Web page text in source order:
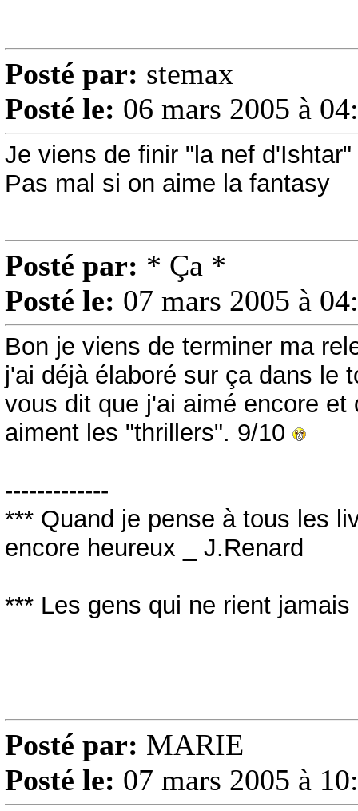
Posté par: stemax
Posté le: 06 mars 2005 à
Je viens de finir "la nef
Pas mal si on aime la fantasy
Posté par: * Ça *
Posté le: 07 mars 2005 à
Bon je viens de terminer ma
j'ai déjà élaboré sur ça dans le
vous dit que j'ai aimé encore
aiment les "thrillers". 9/10
-------------
*** Quand je pense à tous les
encore heureux _ J.Renard
*** Les gens qui ne rient
Posté par: MARIE
Posté le: 07 mars 2005 à